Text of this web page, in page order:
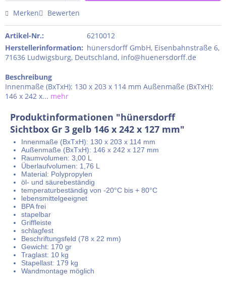
Merken Bewerten
Artikel-Nr.:
6210012
Herstellerinformation: hünersdorff GmbH, Eisenbahnstraße 6,
71636 Ludwigsburg, Deutschland, info@huenersdorff.de
Beschreibung
Innenmaße (BxTxH): 130 x 203 x 114 mm Außenmaße (BxTxH):
146 x 242 x... mehr
Produktinformationen "hünersdorff
Sichtbox Gr 3 gelb 146 x 242 x 127 mm"
Innenmaße (BxTxH): 130 x 203 x 114 mm
Außenmaße (BxTxH): 146 x 242 x 127 mm
Raumvolumen: 3,00 L
Überlaufvolumen: 1,76 L
Material: Polypropylen
öl- und säurebeständig
temperaturbeständig von -20°C bis + 80°C
lebensmittelgeeignet
BPA frei
stapelbar
Griffleiste
schlagfest
Beschriftungsfeld (78 x 22 mm)
Gewicht: 170 gr
Traglast: 10 kg
Stapellast: 179 kg
Wandmontage möglich